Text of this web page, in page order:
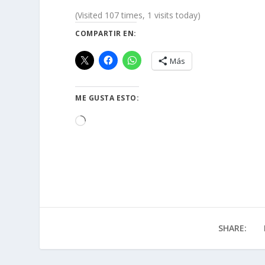
(Visited 107 times, 1 visits today)
COMPARTIR EN:
Más
ME GUSTA ESTO:
Loading…
SHARE: